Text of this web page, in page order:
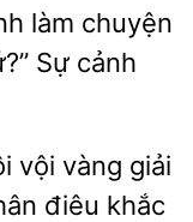
chuyện
Sự cảnh
vội vàng giải
điêu khắc